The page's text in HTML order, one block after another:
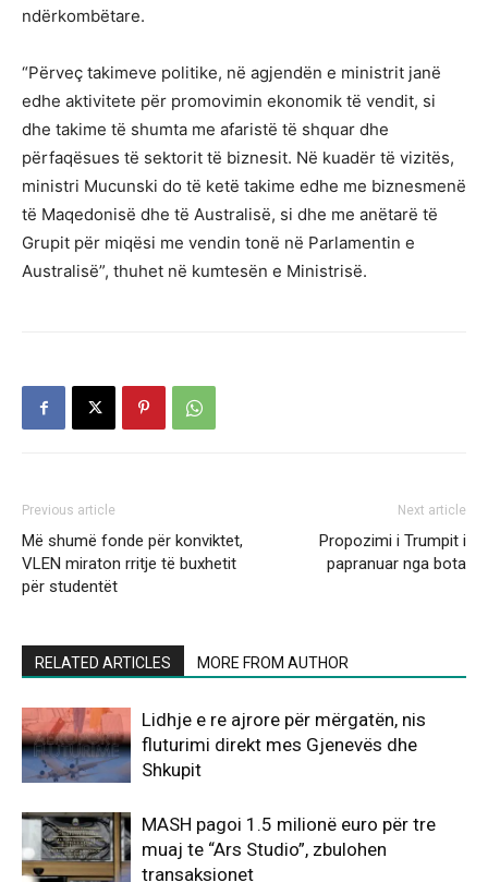
ndërkombëtare.
“Përveç takimeve politike, në agjendën e ministrit janë
edhe aktivitete për promovimin ekonomik të vendit, si
dhe takime të shumta me afaristë të shquar dhe
përfaqësues të sektorit të biznesit. Në kuadër të vizitës,
ministri Mucunski do të ketë takime edhe me biznesmenë
të Maqedonisë dhe të Australisë, si dhe me anëtarë të
Grupit për miqësi me vendin tonë në Parlamentin e
Australisë”, thuhet në kumtesën e Ministrisë.
Previous article
Më shumë fonde për konviktet,
VLEN miraton rritje të buxhetit
për studentët
Next article
Propozimi i Trumpit i
papranuar nga bota
RELATED ARTICLES MORE FROM AUTHOR
Lidhje e re ajrore për mërgatën, nis
fluturimi direkt mes Gjenevës dhe
Shkupit
MASH pagoi 1.5 milionë euro për tre
muaj te “Ars Studio”, zbulohen
transaksionet